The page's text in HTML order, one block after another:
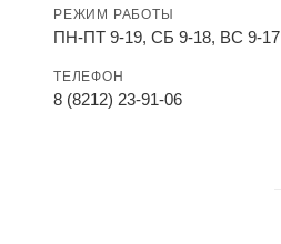
РЕЖИМ РАБОТЫ
ПН-ПТ 9-19, СБ 9-18, ВС 9-17
ТЕЛЕФОН
8 (8212) 23-91-06